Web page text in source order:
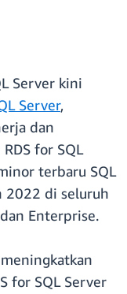
Server kini
Server,
dan
for SQL
terbaru SQL
2022 di seluruh
Enterprise.
for SQL Server